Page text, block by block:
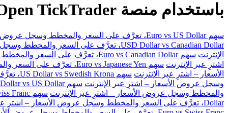
باستخدام منصة FXOpen TickTrader
سهم Euro vs US Dollar، تعرَّف على السعر والمخطط وسجل عروض الأسعار – اشترِ عبر الإنترنت
USD Dollar vs Canadian Dollar، تعرَّف على السعر والمخطط وسجل عروض الأسعار – اشترِ عبر الإنترنت
الإنترنت سهم Euro vs Canadian Dollar، تعرَّف على السعر والمخطط وسجل عروض الأسعار – اشترِ عبر الإنترنت
اشترِ عبر الإنترنت سهم Euro vs Japanese Yen، تعرَّف على السعر والمخطط وسجل عروض الأسعار – اشترِ عبر الإنترنت
الأسعار – اشترِ عبر الإنترنت سهم US Dollar vs Swedish Krona، تعرَّف على السعر والمخطط وسجل عروض الأسعار – اشترِ عبر الإنترنت
وسجل عروض الأسعار – اشترِ عبر الإنترنت سهم Australian Dollar vs US Dollar، تعرَّف على السعر والمخطط وسجل عروض الأسعار – اشترِ عبر الإنترنت
والمخطط وسجل عروض الأسعار – اشترِ عبر الإنترنت سهم Great Britain Pound vs Swiss Franc، تعرَّف على السعر والمخطط وسجل عروض الأسعار – اشترِ عبر الإنترنت
Dollar، تعرَّف على السعر والمخطط وسجل عروض الأسعار – اشترِ عبر الإنترنت